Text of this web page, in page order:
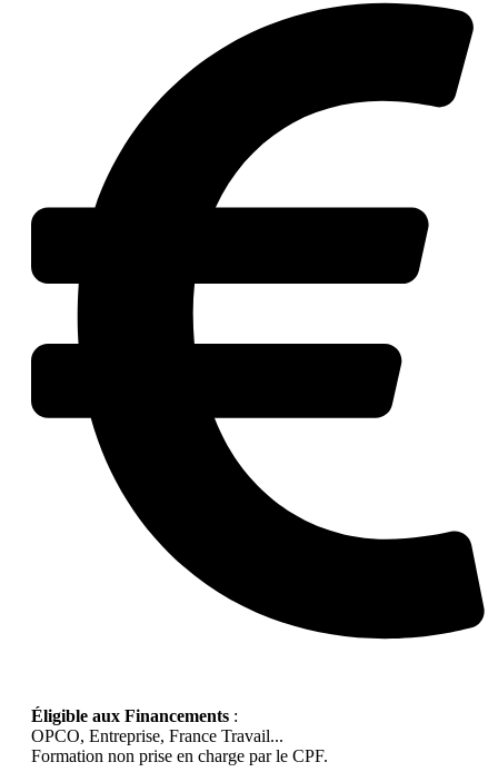
Éligible aux Financements :
OPCO, Entreprise, France Travail...
Formation non prise en charge par le CPF.